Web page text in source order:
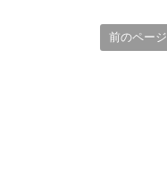
前のページ